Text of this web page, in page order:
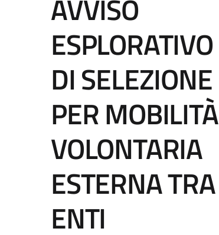
AVVISO
ESPLORATIVO
DI SELEZIONE
PER MOBILITÀ
VOLONTARIA
ESTERNA TRA
ENTI